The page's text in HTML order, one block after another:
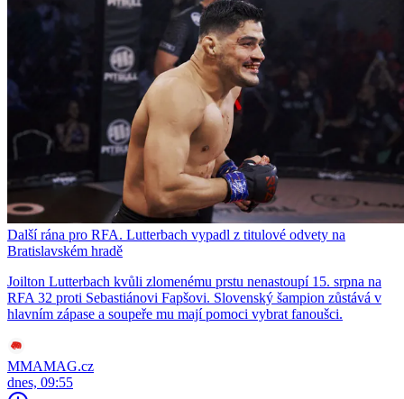
Další rána pro RFA. Lutterbach vypadl z titulové odvety na
Bratislavském hradě
Joilton Lutterbach kvůli zlomenému prstu nenastoupí 15. srpna na
RFA 32 proti Sebastiánovi Fapšovi. Slovenský šampion zůstává v
hlavním zápase a soupeře mu mají pomoci vybrat fanoušci.
MMAMAG.cz
dnes, 09:55